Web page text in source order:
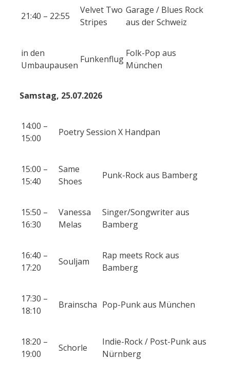
21:40 – 22:55
Velvet Two
Stripes
Garage / Blues Rock
aus der Schweiz
in den
Umbaupausen
Funkenflug
Folk-Pop aus
München
Samstag, 25.07.2026
14:00 –
15:00
Poetry Session X Handpan
15:00 –
15:40
Same
Shoes
Punk-Rock aus Bamberg
15:50 –
16:30
Vanessa
Melas
Singer/Songwriter aus
Bamberg
16:40 –
17:20
Souljam
Rap meets Rock aus
Bamberg
17:30 –
18:10
Brainscha Pop-Punk aus München
18:20 –
19:00
Schorle
Indie-Rock / Post-Punk aus
Nürnberg